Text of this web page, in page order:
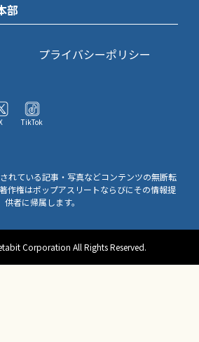
部
プライバシーポリシー
TikTok
れている記事・写真などコンテンツの無断転
作権はポップアスリートならびにその情報提
供者に帰属します。
Corporation All Rights Reserved.